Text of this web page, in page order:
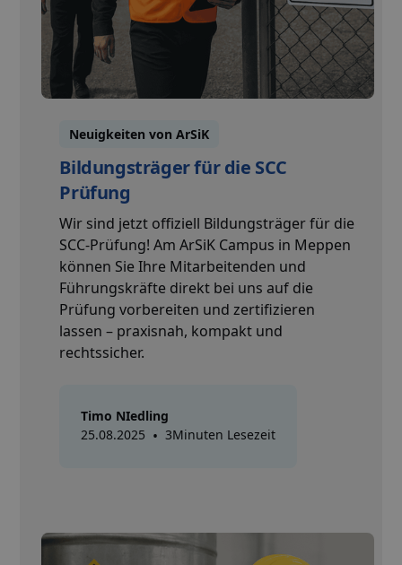
Neuigkeiten von ArSiK
Bildungsträger für die SCC
Prüfung
Wir sind jetzt offiziell Bildungsträger für die
SCC-Prüfung! Am ArSiK Campus in Meppen
können Sie Ihre Mitarbeitenden und
Führungskräfte direkt bei uns auf die
Prüfung vorbereiten und zertifizieren
lassen – praxisnah, kompakt und
rechtssicher.
Timo NIedling
25.08.2025 • 3Minuten Lesezeit